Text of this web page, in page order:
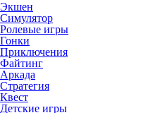
Экшен
Симулятор
Ролевые игры
Гонки
Приключения
Файтинг
Аркада
Стратегия
Квест
Детские игры